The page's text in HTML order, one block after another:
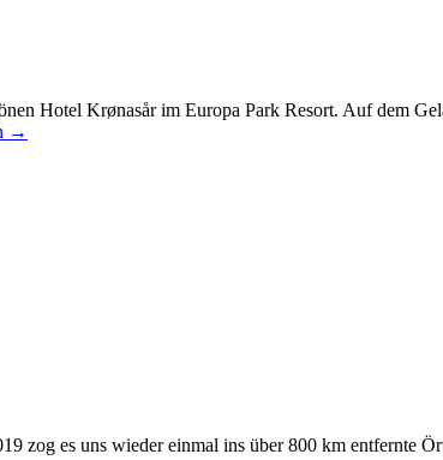
Hotel Krønasår im Europa Park Resort. Auf dem
→
zog es uns wieder einmal ins über 800 km entfernte